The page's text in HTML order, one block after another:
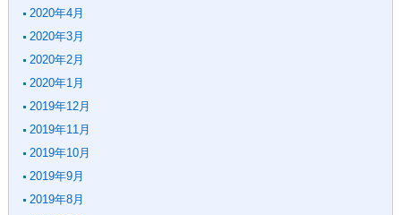
2020年4月
2020年3月
2020年2月
2020年1月
2019年12月
2019年11月
2019年10月
2019年9月
2019年8月